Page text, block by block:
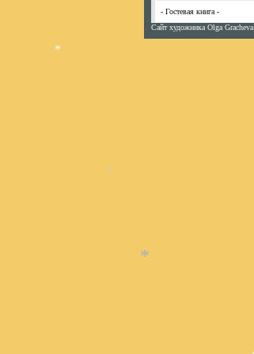
- Гостевая книга -
Сайт художника Olga Gracheva